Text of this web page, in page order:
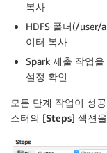
복사
HDFS 폴더(/user/
이터 복사
Spark 제출 작업
설정 확인
모든 단계 작업이 성
스터의 [Steps] 섹션